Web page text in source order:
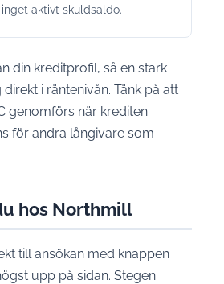
inget aktivt skuldsaldo.
din kreditprofil, så en stark
i räntenivån. Tänk på att
genomförs när krediten
för andra långivare som
hos Northmill
till ansökan med knappen
upp på sidan. Stegen